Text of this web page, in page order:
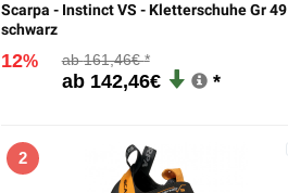
Scarpa - Instinct VS - Kletterschuhe Gr 49
schwarz
12% 161,46€
142,46€
2